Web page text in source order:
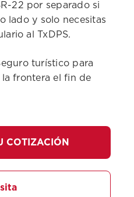
22 por separado si
lado y solo necesitas
al TxDPS.
turístico para
la frontera el fin de
COTIZACIÓN